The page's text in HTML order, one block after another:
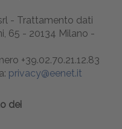
- Trattamento dati
65 - 20134 Milano -
+39.02.70.21.12.83
privacy@eenet.it
dei